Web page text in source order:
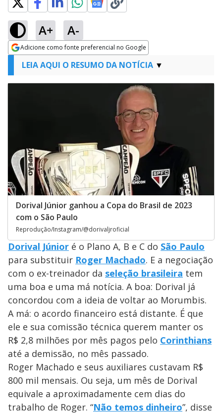
A+ A-
Adicione como fonte preferencial no Google
Opens in new window
LEIA AQUI O RESUMO DA NOTÍCIA
Dorival Júnior ganhou a Copa do Brasil de 2023
com o São Paulo
Reprodução/Instagram/@dorivaljroficial
Dorival Júnior é o Plano A, B e C do São Paulo
para substituir Roger Machado. E a negociação
com o ex-treinador da seleção brasileira tem
uma boa e uma má notícia. A boa: Dorival já
concordou com a ideia de voltar ao Morumbis.
A má: o acordo financeiro está distante. É que
ele e sua comissão técnica querem manter os
R$ 2,8 milhões por mês pagos pelo Corinthians
até a demissão, no mês passado.
Roger Machado e seus auxiliares custavam R$
800 mil mensais. Ou seja, um mês de Dorival
equivale a aproximadamente cem dias do
trabalho de Roger. “Não temos dinheiro”, disse